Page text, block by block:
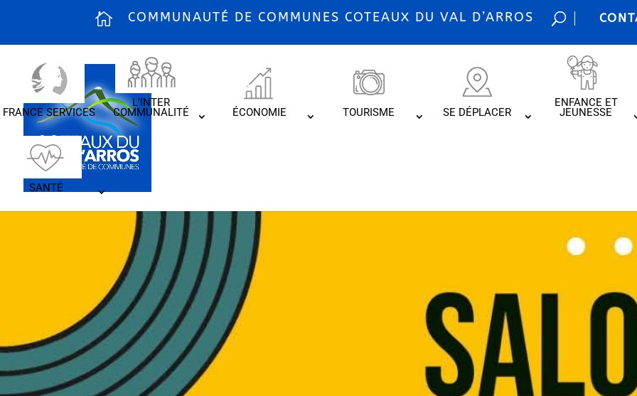
COMMUNAUTÉ DE COMMUNES COTEAUX DU VAL D’ARROS
FRANCE SERVICES
L’INTER
COMMUNALITÉ ÉCONOMIE TOURISME SE DÉPLACER
ENFANCE ET
JEUNESSE
SANTÉ
Salon VDI et de